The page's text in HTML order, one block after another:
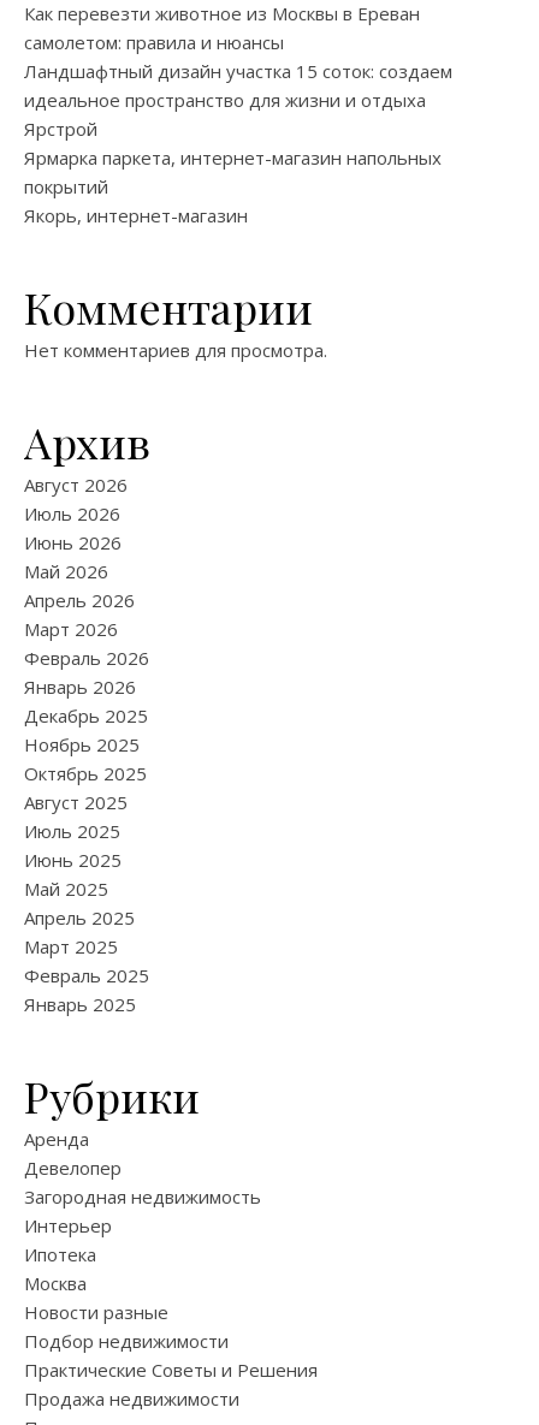
Как перевезти животное из Москвы в Ереван
самолетом: правила и нюансы
Ландшафтный дизайн участка 15 соток: создаем
идеальное пространство для жизни и отдыха
Ярстрой
Ярмарка паркета, интернет-магазин напольных
покрытий
Якорь, интернет-магазин
Комментарии
Нет комментариев для просмотра.
Архив
Август 2026
Июль 2026
Июнь 2026
Май 2026
Апрель 2026
Март 2026
Февраль 2026
Январь 2026
Декабрь 2025
Ноябрь 2025
Октябрь 2025
Август 2025
Июль 2025
Июнь 2025
Май 2025
Апрель 2025
Март 2025
Февраль 2025
Январь 2025
Рубрики
Аренда
Девелопер
Загородная недвижимость
Интерьер
Ипотека
Москва
Новости разные
Подбор недвижимости
Практические Советы и Решения
Продажа недвижимости